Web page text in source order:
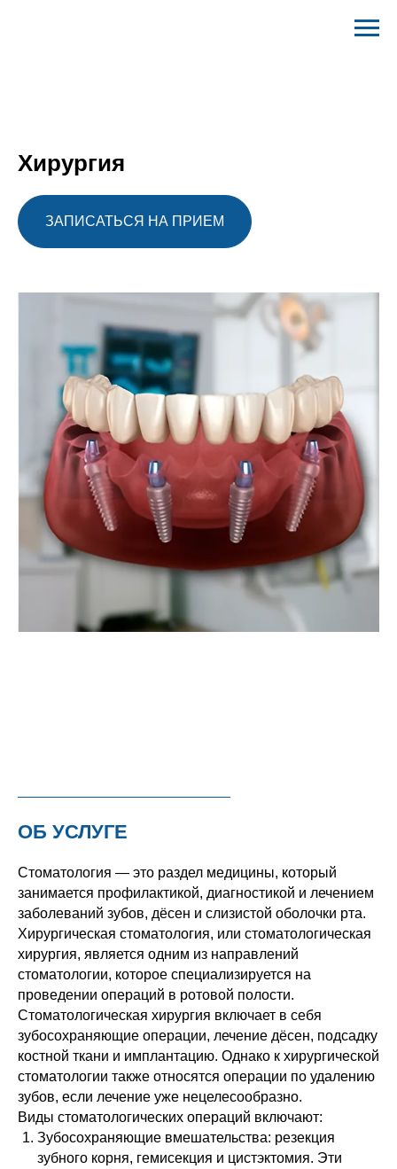
Хирургия
ЗАПИСАТЬСЯ НА ПРИЕМ
ОБ УСЛУГЕ
Стоматология — это раздел медицины, который
занимается профилактикой, диагностикой и лечением
заболеваний зубов, дёсен и слизистой оболочки рта.
Хирургическая стоматология, или стоматологическая
хирургия, является одним из направлений
стоматологии, которое специализируется на
проведении операций в ротовой полости.
Стоматологическая хирургия включает в себя
зубосохраняющие операции, лечение дёсен, подсадку
костной ткани и имплантацию. Однако к хирургической
стоматологии также относятся операции по удалению
зубов, если лечение уже нецелесообразно.
Виды стоматологических операций включают:
Зубосохраняющие вмешательства: резекция
зубного корня, гемисекция и цистэктомия. Эти